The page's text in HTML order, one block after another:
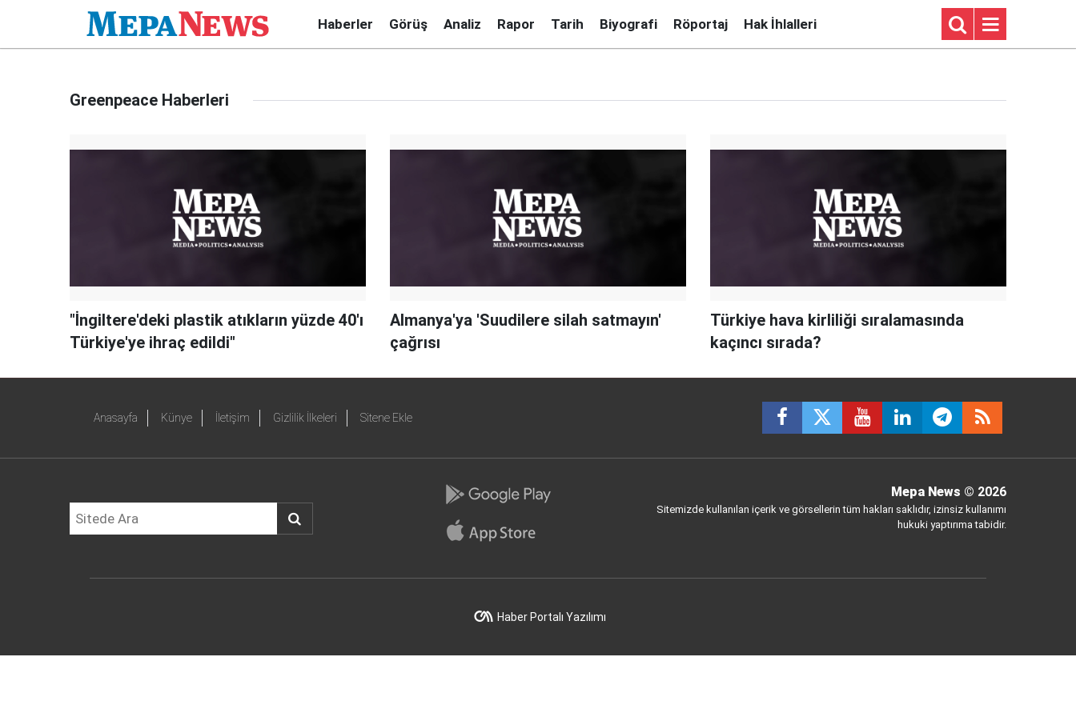
Haberler Görüş Analiz Rapor Tarih Biyografi Röportaj Hak İhlalleri
Greenpeace Haberleri
"İngiltere'deki plastik atıkların yüzde 40'ı
Türkiye'ye ihraç edildi"
Almanya'ya 'Suudilere silah satmayın'
çağrısı
Türkiye hava kirliliği sıralamasında
kaçıncı sırada?
Anasayfa Künye İletişim Gizlilik İlkeleri Sitene Ekle
Mepa News © 2026
Sitemizde kullanılan içerik ve görsellerin tüm hakları saklıdır, izinsiz kullanımı
hukuki yaptırıma tabidir.
Haber Portalı Yazılımı